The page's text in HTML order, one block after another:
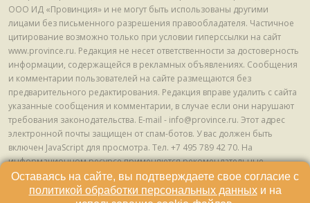
ООО ИД «Провинция» и не могут быть использованы другими
лицами без письменного разрешения правообладателя. Частичное
цитирование возможно только при условии гиперссылки на сайт
www.province.ru. Редакция не несет ответственности за достоверность
информации, содержащейся в рекламных объявлениях. Сообщения
и комментарии пользователей на сайте размещаются без
предварительного редактирования. Редакция вправе удалить с сайта
указанные сообщения и комментарии, в случае если они нарушают
требования законодательства. E-mail - info@province.ru. Этот адрес
электронной почты защищен от спам-ботов. У вас должен быть
включен JavaScript для просмотра. Tел. +7 495 789 42 70. На
информационном ресурсе применяются рекомендательные
технологии (информационные технологии предоставления
информации на основе сбора, систематизации и анализа сведений,
Оставаясь на сайте, вы подтверждаете свое согласие с
политикой обработки персональных данныхи на